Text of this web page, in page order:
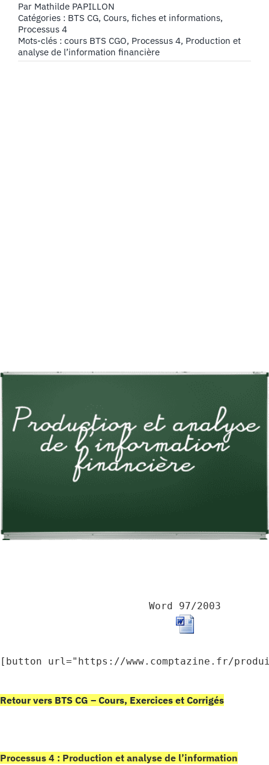
Par Mathilde PAPILLON
Catégories : BTS CG, Cours, fiches et informations,
Processus 4
Mots-clés : cours BTS CGO, Processus 4, Production et
analyse de l’information financière
Word 97/2003
[button url="https://www.comptazine.fr/
Retour vers BTS CG – Cours, Exercices et Corrigés
Processus 4 : Production et analyse de l’information